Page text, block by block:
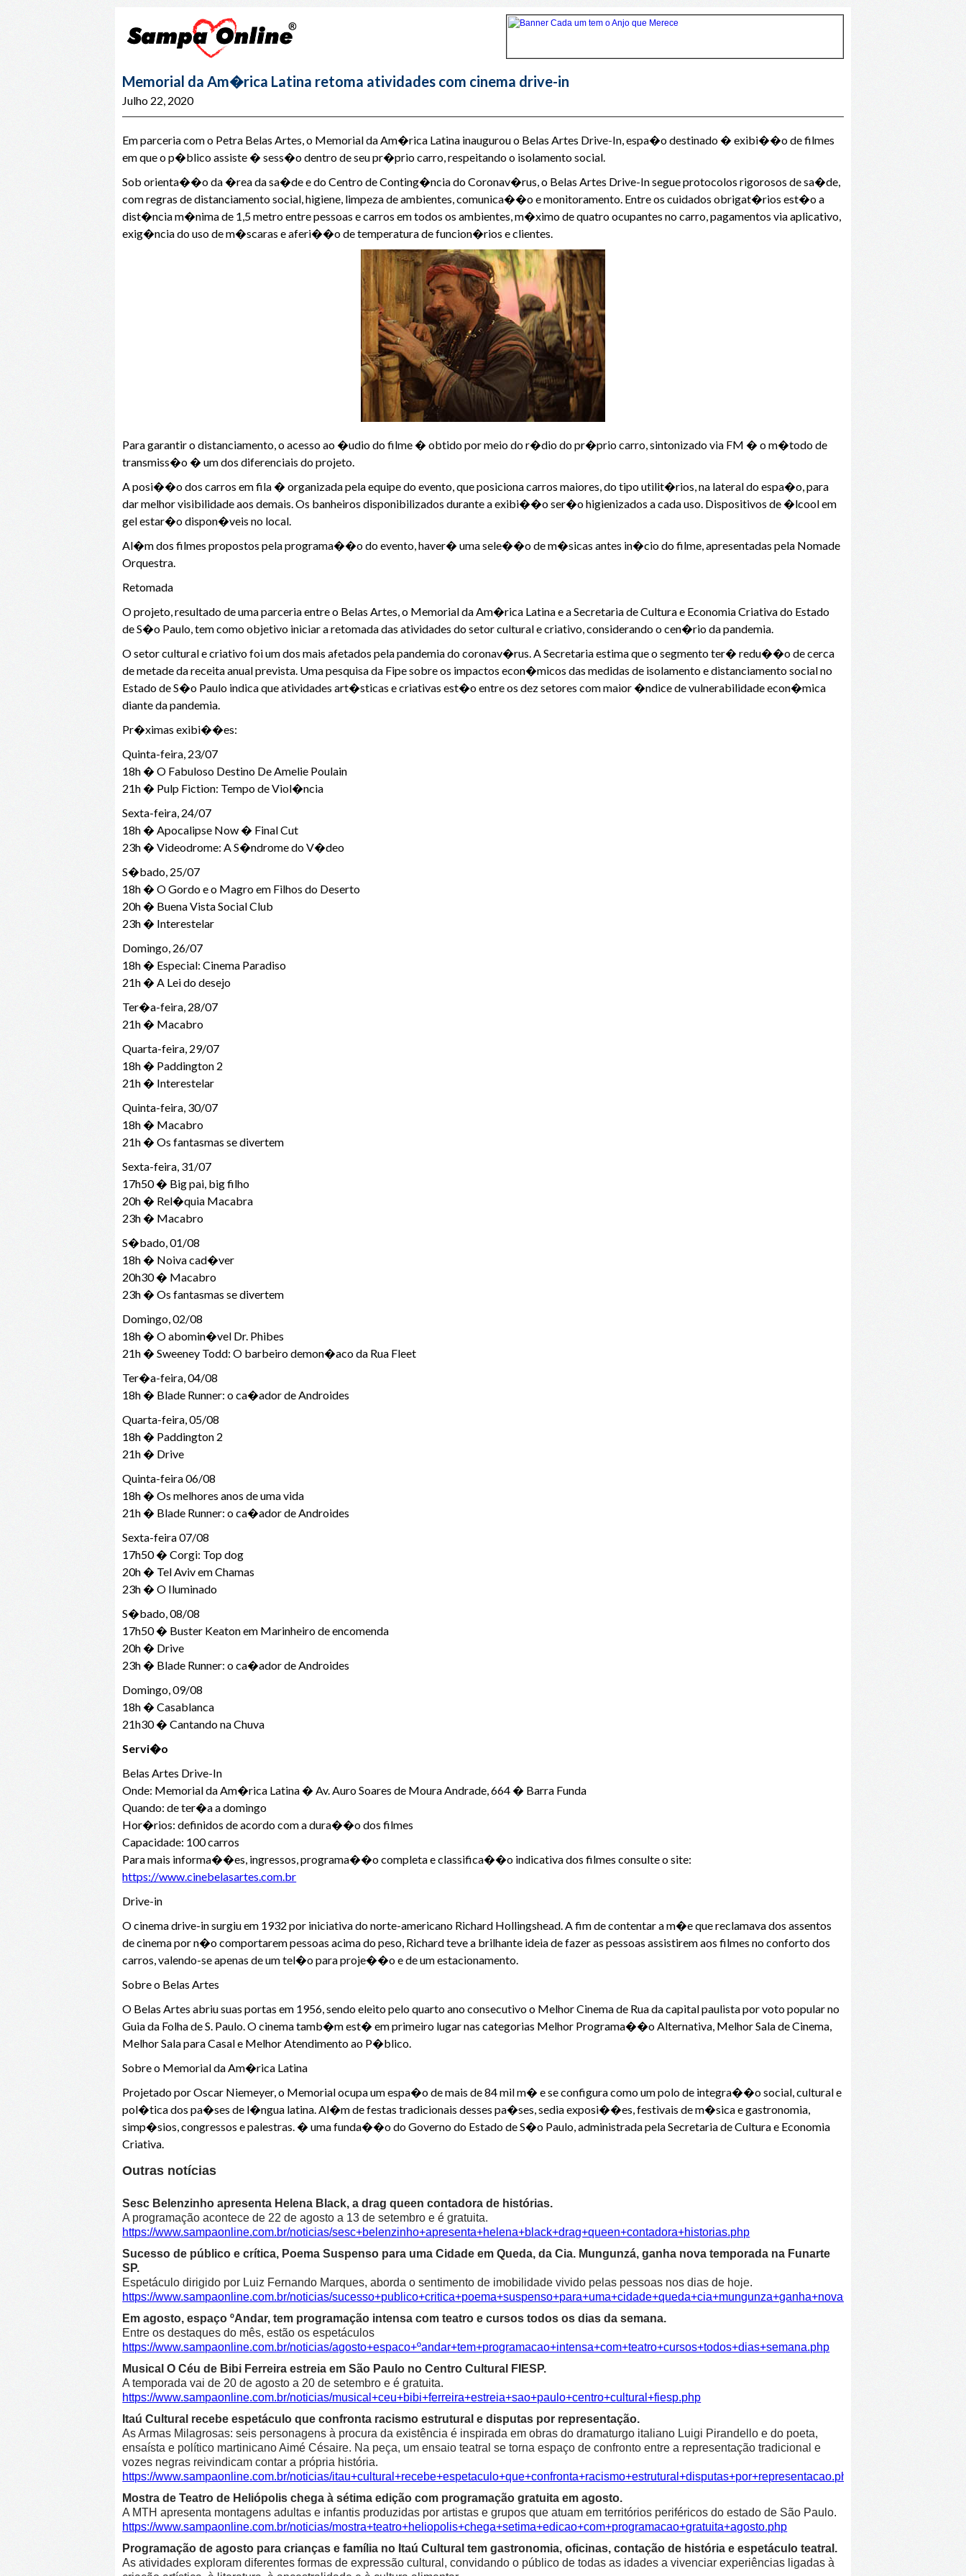
Memorial da Am�rica Latina retoma atividades com cinema drive-in
Julho 22, 2020
Em parceria com o Petra Belas Artes, o Memorial da Am�rica Latina inaugurou o Belas Artes Drive-In, espa�o destinado � exibi��o de filmes
em que o p�blico assiste � sess�o dentro de seu pr�prio carro, respeitando o isolamento social.
Sob orienta��o da �rea da sa�de e do Centro de Conting�ncia do Coronav�rus, o Belas Artes Drive-In segue protocolos rigorosos de sa�de,
com regras de distanciamento social, higiene, limpeza de ambientes, comunica��o e monitoramento. Entre os cuidados obrigat�rios est�o a
dist�ncia m�nima de 1,5 metro entre pessoas e carros em todos os ambientes, m�ximo de quatro ocupantes no carro, pagamentos via aplicativo,
exig�ncia do uso de m�scaras e aferi��o de temperatura de funcion�rios e clientes.
Para garantir o distanciamento, o acesso ao �udio do filme � obtido por meio do r�dio do pr�prio carro, sintonizado via FM � o m�todo de
transmiss�o � um dos diferenciais do projeto.
A posi��o dos carros em fila � organizada pela equipe do evento, que posiciona carros maiores, do tipo utilit�rios, na lateral do espa�o, para
dar melhor visibilidade aos demais. Os banheiros disponibilizados durante a exibi��o ser�o higienizados a cada uso. Dispositivos de �lcool em
gel estar�o dispon�veis no local.
Al�m dos filmes propostos pela programa��o do evento, haver� uma sele��o de m�sicas antes in�cio do filme, apresentadas pela Nomade
Orquestra.
Retomada
O projeto, resultado de uma parceria entre o Belas Artes, o Memorial da Am�rica Latina e a Secretaria de Cultura e Economia Criativa do Estado
de S�o Paulo, tem como objetivo iniciar a retomada das atividades do setor cultural e criativo, considerando o cen�rio da pandemia.
O setor cultural e criativo foi um dos mais afetados pela pandemia do coronav�rus. A Secretaria estima que o segmento ter� redu��o de cerca
de metade da receita anual prevista. Uma pesquisa da Fipe sobre os impactos econ�micos das medidas de isolamento e distanciamento social no
Estado de S�o Paulo indica que atividades art�sticas e criativas est�o entre os dez setores com maior �ndice de vulnerabilidade econ�mica
diante da pandemia.
Pr�ximas exibi��es:
Quinta-feira, 23/07
18h � O Fabuloso Destino De Amelie Poulain
21h � Pulp Fiction: Tempo de Viol�ncia
Sexta-feira, 24/07
18h � Apocalipse Now � Final Cut
23h � Videodrome: A S�ndrome do V�deo
S�bado, 25/07
18h � O Gordo e o Magro em Filhos do Deserto
20h � Buena Vista Social Club
23h � Interestelar
Domingo, 26/07
18h � Especial: Cinema Paradiso
21h � A Lei do desejo
Ter�a-feira, 28/07
21h � Macabro
Quarta-feira, 29/07
18h � Paddington 2
21h � Interestelar
Quinta-feira, 30/07
18h � Macabro
21h � Os fantasmas se divertem
Sexta-feira, 31/07
17h50 � Big pai, big filho
20h � Rel�quia Macabra
23h � Macabro
S�bado, 01/08
18h � Noiva cad�ver
20h30 � Macabro
23h � Os fantasmas se divertem
Domingo, 02/08
18h � O abomin�vel Dr. Phibes
21h � Sweeney Todd: O barbeiro demon�aco da Rua Fleet
Ter�a-feira, 04/08
18h � Blade Runner: o ca�ador de Androides
Quarta-feira, 05/08
18h � Paddington 2
21h � Drive
Quinta-feira 06/08
18h � Os melhores anos de uma vida
21h � Blade Runner: o ca�ador de Androides
Sexta-feira 07/08
17h50 � Corgi: Top dog
20h � Tel Aviv em Chamas
23h � O Iluminado
S�bado, 08/08
17h50 � Buster Keaton em Marinheiro de encomenda
20h � Drive
23h � Blade Runner: o ca�ador de Androides
Domingo, 09/08
18h � Casablanca
21h30 � Cantando na Chuva
Servi�o
Belas Artes Drive-In
Onde: Memorial da Am�rica Latina � Av. Auro Soares de Moura Andrade, 664 � Barra Funda
Quando: de ter�a a domingo
Hor�rios: definidos de acordo com a dura��o dos filmes
Capacidade: 100 carros
Para mais informa��es, ingressos, programa��o completa e classifica��o indicativa dos filmes consulte o site:
https://www.cinebelasartes.com.br
Drive-in
O cinema drive-in surgiu em 1932 por iniciativa do norte-americano Richard Hollingshead. A fim de contentar a m�e que reclamava dos assentos
de cinema por n�o comportarem pessoas acima do peso, Richard teve a brilhante ideia de fazer as pessoas assistirem aos filmes no conforto dos
carros, valendo-se apenas de um tel�o para proje��o e de um estacionamento.
Sobre o Belas Artes
O Belas Artes abriu suas portas em 1956, sendo eleito pelo quarto ano consecutivo o Melhor Cinema de Rua da capital paulista por voto popular no
Guia da Folha de S. Paulo. O cinema tamb�m est� em primeiro lugar nas categorias Melhor Programa��o Alternativa, Melhor Sala de Cinema,
Melhor Sala para Casal e Melhor Atendimento ao P�blico.
Sobre o Memorial da Am�rica Latina
Projetado por Oscar Niemeyer, o Memorial ocupa um espa�o de mais de 84 mil m� e se configura como um polo de integra��o social, cultural e
pol�tica dos pa�ses de l�ngua latina. Al�m de festas tradicionais desses pa�ses, sedia exposi��es, festivais de m�sica e gastronomia,
simp�sios, congressos e palestras. � uma funda��o do Governo do Estado de S�o Paulo, administrada pela Secretaria de Cultura e Economia
Criativa.
Outras notícias
Sesc Belenzinho apresenta Helena Black, a drag queen contadora de histórias.
A programação acontece de 22 de agosto a 13 de setembro e é gratuita.
https://www.sampaonline.com.br/noticias/sesc+belenzinho+apresenta+helena+black+drag+queen+contadora+historias.php
Sucesso de público e crítica, Poema Suspenso para uma Cidade em Queda, da Cia. Mungunzá, ganha nova temporada na Funarte
SP.
Espetáculo dirigido por Luiz Fernando Marques, aborda o sentimento de imobilidade vivido pelas pessoas nos dias de hoje.
https://www.sampaonline.com.br/noticias/
Em agosto, espaço ºAndar, tem programação intensa com teatro e cursos todos os dias da semana.
Entre os destaques do mês, estão os espetáculos
https://www.sampaonline.com.br/noticias/agosto+espaco+ºandar+tem+programacao+intensa+com+teatro+cursos+todos+dias+semana.php
Musical O Céu de Bibi Ferreira estreia em São Paulo no Centro Cultural FIESP.
A temporada vai de 20 de agosto a 20 de setembro e é gratuita.
https://www.sampaonline.com.br/noticias/musical+ceu+bibi+ferreira+estreia+sao+paulo+centro+cultural+fiesp.php
Itaú Cultural recebe espetáculo que confronta racismo estrutural e disputas por representação.
As Armas Milagrosas: seis personagens à procura da existência é inspirada em obras do dramaturgo italiano Luigi Pirandello e do poeta,
ensaísta e político martinicano Aimé Césaire. Na peça, um ensaio teatral se torna espaço de confronto entre a representação tradicional e
vozes negras reivindicam contar a própria história.
https://www.sampaonline.com.br/noticias/itau+cultural+recebe+espetaculo+que+confronta+racismo+estrutural+disputas+por+representacao.php
Mostra de Teatro de Heliópolis chega à sétima edição com programação gratuita em agosto.
A MTH apresenta montagens adultas e infantis produzidas por artistas e grupos que atuam em territórios periféricos do estado de São Paulo.
https://www.sampaonline.com.br/noticias/mostra+teatro+heliopolis+chega+setima+edicao+com+programacao+gratuita+agosto.php
Programação de agosto para crianças e família no Itaú Cultural tem gastronomia, oficinas, contação de história e espetáculo teatral.
As atividades exploram diferentes formas de expressão cultural, convidando o público de todas as idades a vivenciar experiências ligadas à